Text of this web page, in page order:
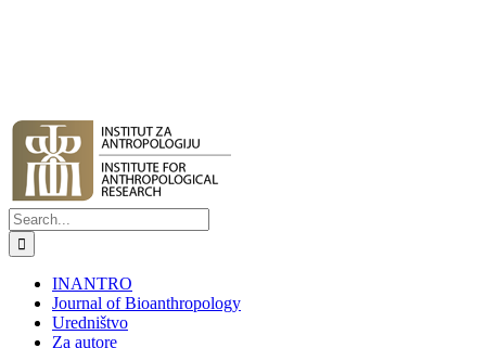
Search
for:
INANTRO
Journal of Bioanthropology
Uredništvo
Za autore